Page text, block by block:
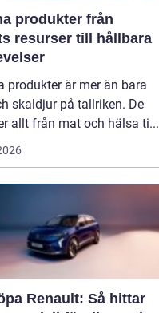
produkter från
resurser till hållbara
produkter är mer än bara
skaldjur på tallriken. De
allt från mat och hälsa ti...
Renault: Så hittar